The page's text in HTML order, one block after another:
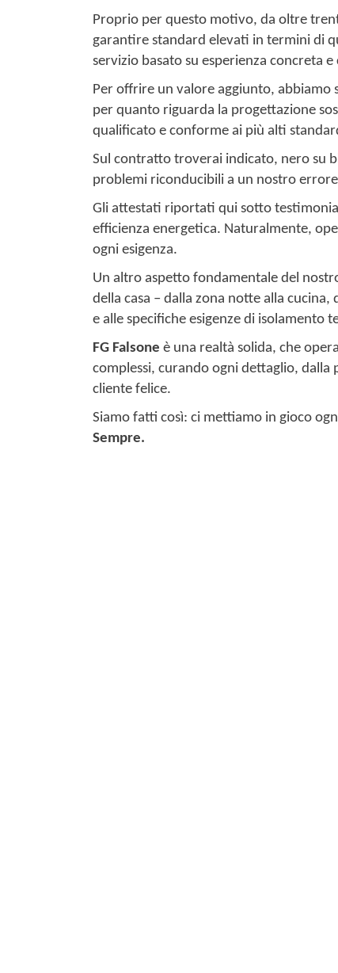
Proprio per questo motivo, da oltre
garantire standard elevati in termini di
servizio basato su esperienza concreta
Per offrire un valore aggiunto, abbiamo
per quanto riguarda la progettazione
qualificato e conforme ai più alti
Sul contratto troverai indicato, nero su
problemi riconducibili a un nostro
Gli attestati riportati qui sotto
efficienza energetica. Naturalmente,
ogni esigenza.
Un altro aspetto fondamentale del
della casa – dalla zona notte alla
e alle specifiche esigenze di
FG Falsone è una realtà solida, che
complessi, curando ogni dettaglio, dalla
cliente felice.
Siamo fatti così: ci mettiamo in gioco
Sempre.